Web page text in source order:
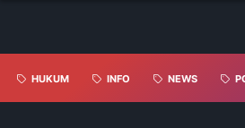
HUKUM INFO NEWS